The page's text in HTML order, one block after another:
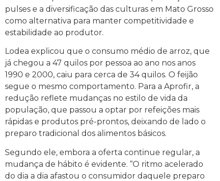
pulses e a diversificação das culturas em Mato Grosso
como alternativa para manter competitividade e
estabilidade ao produtor.
Lodea explicou que o consumo médio de arroz, que
já chegou a 47 quilos por pessoa ao ano nos anos
1990 e 2000, caiu para cerca de 34 quilos. O feijão
segue o mesmo comportamento. Para a Aprofir, a
redução reflete mudanças no estilo de vida da
população, que passou a optar por refeições mais
rápidas e produtos pré-prontos, deixando de lado o
preparo tradicional dos alimentos básicos.
Segundo ele, embora a oferta continue regular, a
mudança de hábito é evidente. “O ritmo acelerado
do dia a dia afastou o consumidor daquele preparo